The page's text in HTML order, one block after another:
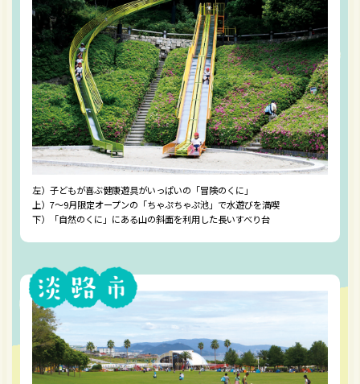
左）子どもが喜ぶ健康遊具がいっぱいの「冒険のくに」
上）7〜9月限定オープンの「ちゃぷちゃぷ池」で水遊びを満喫
下）「自然のくに」にある山の斜面を利用した長いすべり台